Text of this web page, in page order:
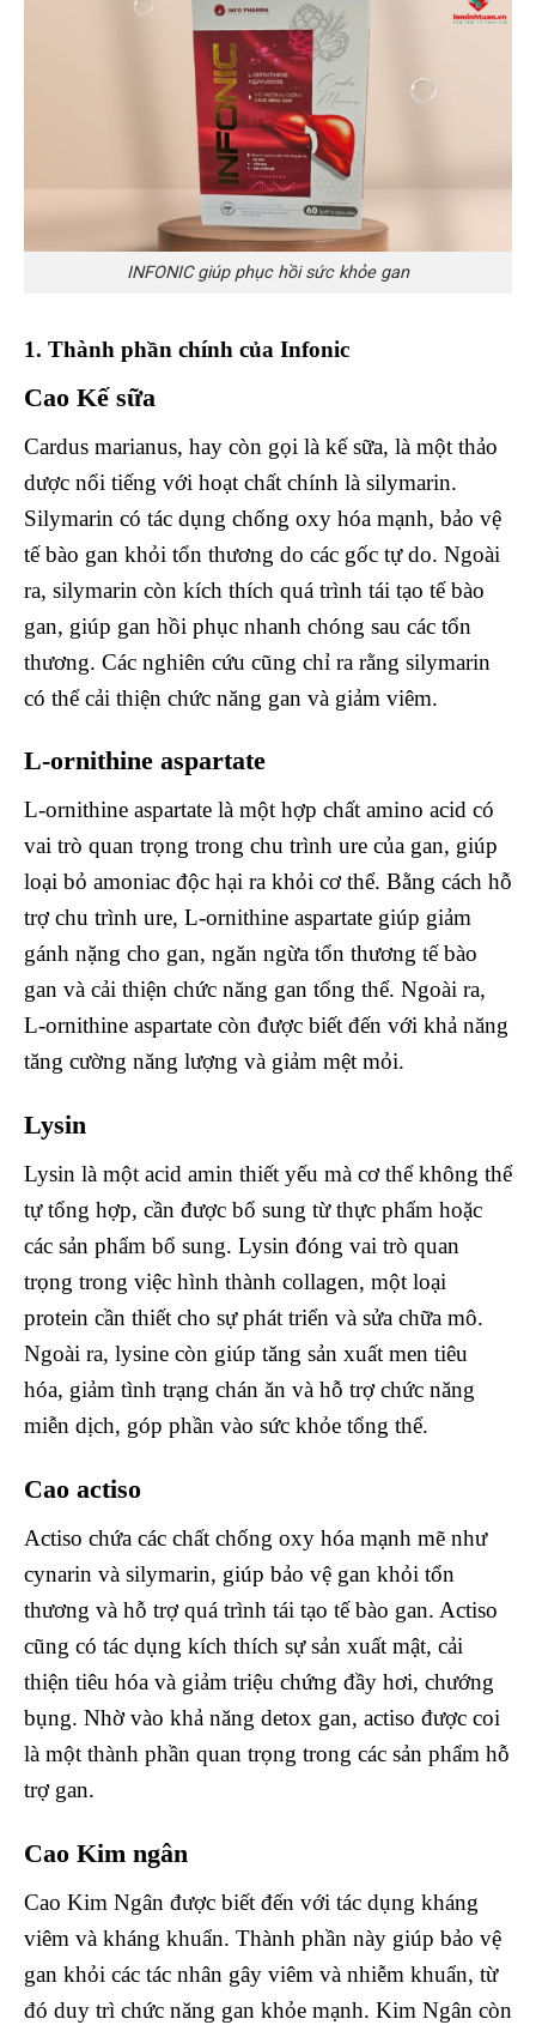
INFONIC giúp phục hồi sức khỏe gan
1. Thành phần chính của Infonic
Cao Kế sữa
Cardus marianus, hay còn gọi là kế sữa, là một thảo
dược nổi tiếng với hoạt chất chính là silymarin.
Silymarin có tác dụng chống oxy hóa mạnh, bảo vệ
tế bào gan khỏi tổn thương do các gốc tự do. Ngoài
ra, silymarin còn kích thích quá trình tái tạo tế bào
gan, giúp gan hồi phục nhanh chóng sau các tổn
thương. Các nghiên cứu cũng chỉ ra rằng silymarin
có thể cải thiện chức năng gan và giảm viêm.
L-ornithine aspartate
L-ornithine aspartate là một hợp chất amino acid có
vai trò quan trọng trong chu trình ure của gan, giúp
loại bỏ amoniac độc hại ra khỏi cơ thể. Bằng cách hỗ
trợ chu trình ure, L-ornithine aspartate giúp giảm
gánh nặng cho gan, ngăn ngừa tổn thương tế bào
gan và cải thiện chức năng gan tổng thể. Ngoài ra,
L-ornithine aspartate còn được biết đến với khả năng
tăng cường năng lượng và giảm mệt mỏi.
Lysin
Lysin là một acid amin thiết yếu mà cơ thể không thể
tự tổng hợp, cần được bổ sung từ thực phẩm hoặc
các sản phẩm bổ sung. Lysin đóng vai trò quan
trọng trong việc hình thành collagen, một loại
protein cần thiết cho sự phát triển và sửa chữa mô.
Ngoài ra, lysine còn giúp tăng sản xuất men tiêu
hóa, giảm tình trạng chán ăn và hỗ trợ chức năng
miễn dịch, góp phần vào sức khỏe tổng thể.
Cao actiso
Actiso chứa các chất chống oxy hóa mạnh mẽ như
cynarin và silymarin, giúp bảo vệ gan khỏi tổn
thương và hỗ trợ quá trình tái tạo tế bào gan. Actiso
cũng có tác dụng kích thích sự sản xuất mật, cải
thiện tiêu hóa và giảm triệu chứng đầy hơi, chướng
bụng. Nhờ vào khả năng detox gan, actiso được coi
là một thành phần quan trọng trong các sản phẩm hỗ
trợ gan.
Cao Kim ngân
Cao Kim Ngân được biết đến với tác dụng kháng
viêm và kháng khuẩn. Thành phần này giúp bảo vệ
gan khỏi các tác nhân gây viêm và nhiễm khuẩn, từ
đó duy trì chức năng gan khỏe mạnh. Kim Ngân còn